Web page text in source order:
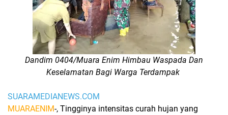
Dandim 0404/Muara Enim Himbau Waspada Dan
Keselamatan Bagi Warga Terdampak
SUARAMEDIANEWS.COM
MUARAENIM-, Tingginya intensitas curah hujan yang